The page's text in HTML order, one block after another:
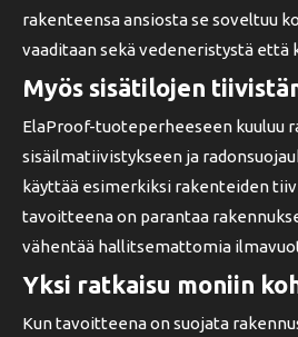
rakenteensa ansiosta se soveltuu
vaaditaan sekä vedeneristystä että
Myös sisätilojen
ElaProof-tuoteperheeseen kuuluu
sisäilmatiivistykseen ja
käyttää esimerkiksi rakenteiden
tavoitteena on parantaa
vähentää hallitsemattomia
Yksi ratkaisu moniin
Kun tavoitteena on suojata